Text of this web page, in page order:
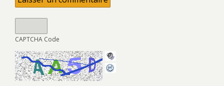
CAPTCHA Code